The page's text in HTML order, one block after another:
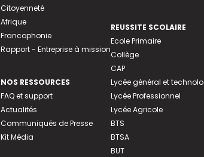
Citoyenneté
Afrique
Francophonie
Rapport - Entreprise à mission
NOS RESSOURCES
FAQ et support
Actualités
Communiqués de Presse
Kit Média
REUSSITE SCOLAIRE
Ecole Primaire
Collège
CAP
Lycée général et
Lycée Professionnel
Lycée Agricole
BTS
BTSA
BUT